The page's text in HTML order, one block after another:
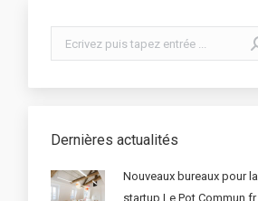
Dernières actualités
Nouveaux bureaux pour la
startup Le Pot Commun.fr